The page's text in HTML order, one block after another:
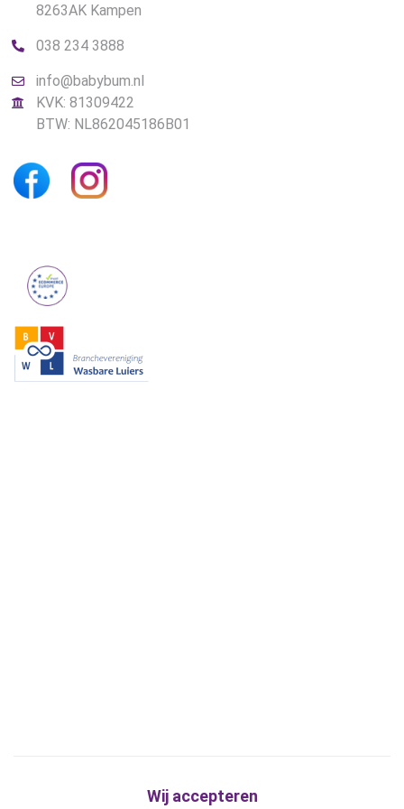
8263AK Kampen
038 234 3888
info@babybum.nl
KVK: 81309422
BTW: NL862045186B01
Wij accepteren